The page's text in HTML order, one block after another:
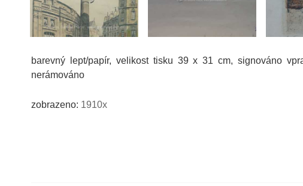
barevný lept/papír, velikost tisku 39 x 31 cm, signováno
nerámováno
zobrazeno: 1910x